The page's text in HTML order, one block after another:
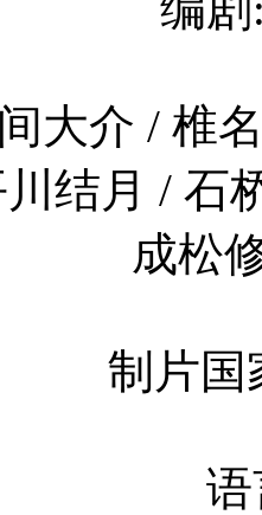
大介 / 椎
结月 / 石
成松
制片国